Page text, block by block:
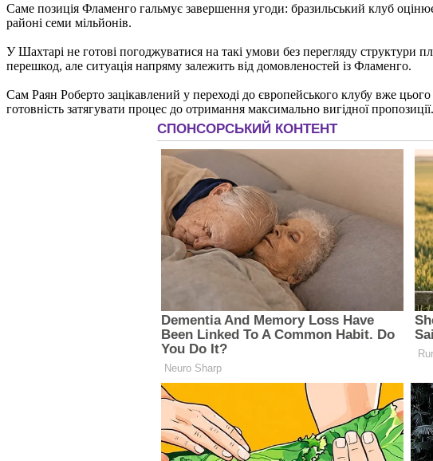
Саме позиція Фламенго гальмує завершення угоди: бразильський клуб
районі семи мільйонів.
У Шахтарі не готові погоджуватися на такі умови без перегляду структури
перешкод, але ситуація напряму залежить від домовленостей із Фламенго.
Сам Раян Роберто зацікавлений у переході до європейського клубу вже
готовність затягувати процес до отримання максимально вигідної пропозиції.